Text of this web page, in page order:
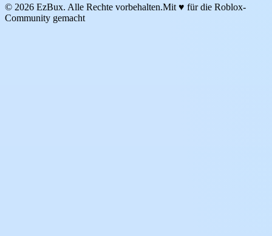
© 2026 EzBux. Alle Rechte vorbehalten.Mit ♥ für die Roblox-
Community gemacht